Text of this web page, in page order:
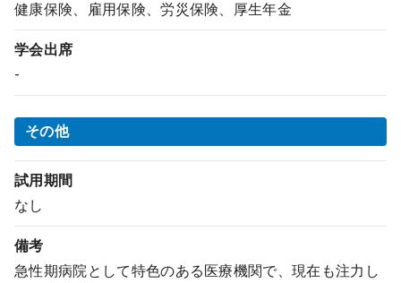
健康保険、雇用保険、労災保険、厚生年金
学会出席
-
その他
試用期間
なし
備考
急性期病院として特色のある医療機関で、現在も注力し